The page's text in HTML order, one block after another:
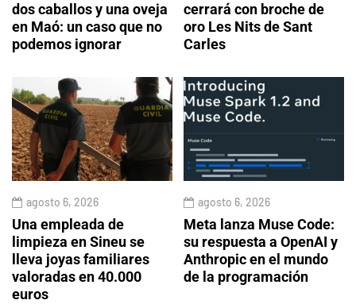
dos caballos y una oveja
en Maó: un caso que no
podemos ignorar
cerrará con broche de
oro Les Nits de Sant
Carles
agosto 6, 2026
Una empleada de
limpieza en Sineu se
lleva joyas familiares
valoradas en 40.000
euros
agosto 6, 2026
Meta lanza Muse Code:
su respuesta a OpenAI y
Anthropic en el mundo
de la programación